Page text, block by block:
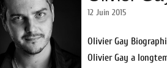
12 Juin 2015
Olivier Gay
Olivier Gay a